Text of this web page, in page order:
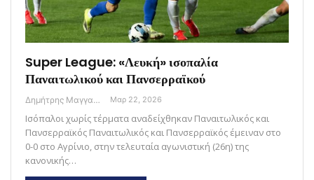
Super League: «Λευκή» ισοπαλία
Παναιτωλικού και Πανσερραϊκού
Δημήτρης Μαγγανάρης Μαρ 22, 2026
Ισόπαλοι χωρίς τέρματα αναδείχθηκαν Παναιτωλικός και
Πανσερραϊκός Παναιτωλικός και Πανσερραϊκός έμειναν στο
0-0 στο Αγρίνιο, στην τελευταία αγωνιστική (26η) της
κανονικής…